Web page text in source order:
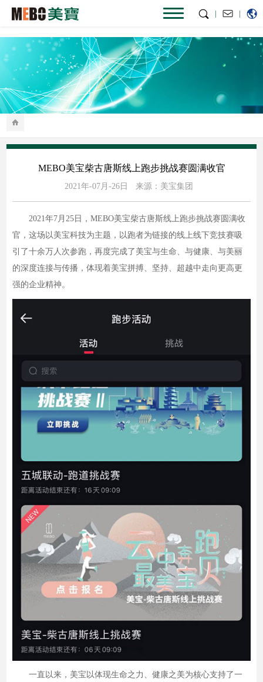
|
|
MEBO美宝柴古唐斯线上跑步挑战赛圆满收官
2021年-07月-26日 来源：美宝集团
2021年7月25日，MEBO美宝柴古唐斯线上跑步挑战赛圆满收
官，这场以美宝科技为主题，以跑者为链接的线上线下竞技赛吸
引了十余万人次参跑，再度完成了美宝与生命、与健康、与美丽
的深度连接与传播，体现着美宝拼搏、坚持、超越中走向更高更
强的企业精神。
一直以来，美宝以体现生命之力、健康之美为核心支持了一